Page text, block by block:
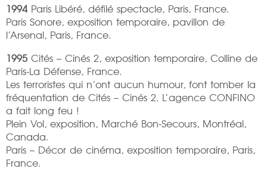
1994 Paris Libéré, défilé spectacle, Paris, France.
Paris Sonore, exposition temporaire, pavillon de
l’Arsenal, Paris, France.
1995 Cités – Cinés 2, exposition temporaire, Colline de
Paris-La Défense, France.
Les terroristes qui n’ont aucun humour, font tomber la
fréquentation de Cités – Cinés 2. L’agence CONFINO
a fait long feu !
Plein Vol, exposition, Marché Bon-Secours, Montréal,
Canada.
Paris – Décor de cinéma, exposition temporaire, Paris,
France.